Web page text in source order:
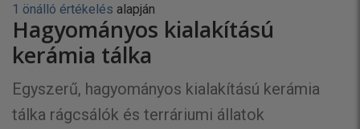
1 önálló értékelés alapján
Hagyományos kialakítású
kerámia tálka
Egyszerű, hagyományos kialakítású kerámia
tálka rágcsálók és terráriumi állatok